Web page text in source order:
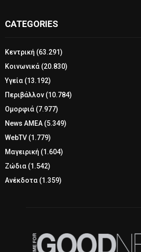
CATEGORIES
Κεντρική (63.291)
Κοινωνικά (20.830)
Υγεία (13.192)
Περιβάλλον (10.784)
Ομορφιά (7.977)
News ΑΜΕΑ (5.349)
WebTV (1.779)
Μαγειρική (1.604)
Ζώδια (1.542)
Ανέκδοτα (1.359)